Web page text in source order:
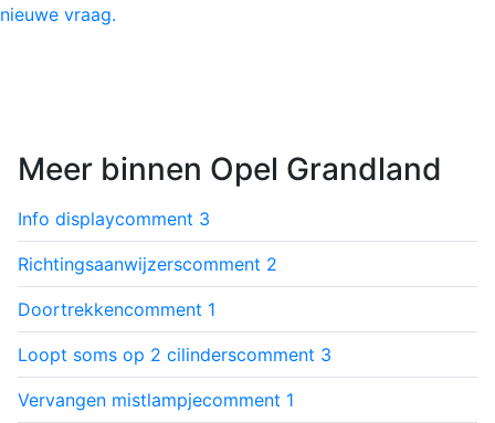
nieuwe vraag.
Meer binnen Opel Grandland
Info displaycomment 3
Richtingsaanwijzerscomment 2
Doortrekkencomment 1
Loopt soms op 2 cilinderscomment 3
Vervangen mistlampjecomment 1